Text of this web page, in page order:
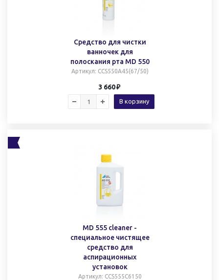
Средство для чистки
ванночек для
полоскания рта MD 550
Артикул: CCS550A45(67/50)
3 660
В корзину
MD 555 cleaner -
специальное чистящее
средство для
аспирационных
установок
Артикул: CCS555C6150